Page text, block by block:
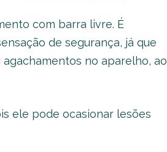
com barra livre. É
de segurança, já que
no aparelho, ao
ele pode ocasionar lesões